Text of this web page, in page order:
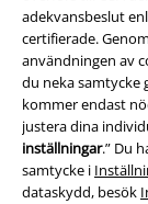
adekvansbeslut
certifierade.
användningen av
du neka samtycke
kommer endast
justera dina
inställningar.” Du
samtycke i
dataskydd, besök